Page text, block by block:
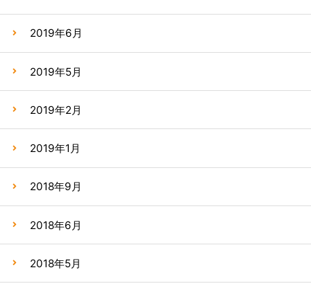
2019年6月
2019年5月
2019年2月
2019年1月
2018年9月
2018年6月
2018年5月